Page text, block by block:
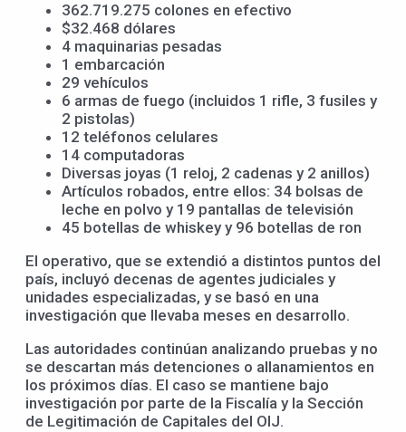
362.719.275 colones en efectivo
$32.468 dólares
4 maquinarias pesadas
1 embarcación
29 vehículos
6 armas de fuego (incluidos 1 rifle, 3 fusiles y
2 pistolas)
12 teléfonos celulares
14 computadoras
Diversas joyas (1 reloj, 2 cadenas y 2 anillos)
Artículos robados, entre ellos: 34 bolsas de
leche en polvo y 19 pantallas de televisión
45 botellas de whiskey y 96 botellas de ron
El operativo, que se extendió a distintos puntos del
país, incluyó decenas de agentes judiciales y
unidades especializadas, y se basó en una
investigación que llevaba meses en desarrollo.
Las autoridades continúan analizando pruebas y no
se descartan más detenciones o allanamientos en
los próximos días. El caso se mantiene bajo
investigación por parte de la Fiscalía y la Sección
de Legitimación de Capitales del OIJ.